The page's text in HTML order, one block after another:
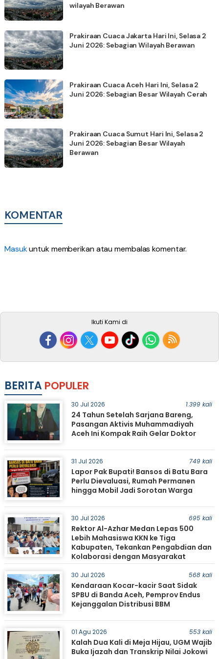
wilayah Berawan
Prakiraan Cuaca Jakarta Hari Ini, Selasa 2
Juni 2026: Sebagian Wilayah Berawan
Prakiraan Cuaca Aceh Hari Ini, Selasa 2
Juni 2026: Sebagian Besar Wilayah Cerah
Prakiraan Cuaca Sumut Hari Ini, Selasa 2
Juni 2026: Sebagian Besar Wilayah
Berawan
KOMENTAR
Masukuntuk memberikan atau membalas komentar.
Ikuti Kami di
BERITA POPULER
30 Jul 2026 1.399 kali
24 Tahun Setelah Sarjana Bareng,
Pasangan Aktivis Muhammadiyah
Aceh Ini Kompak Raih Gelar Doktor
31 Jul 2026 749 kali
Lapor Pak Bupati! Bansos di Batu Bara
Perlu Dievaluasi, Rumah Permanen
hingga Mobil Jadi Sorotan Warga
30 Jul 2026 695 kali
Rektor Al-Azhar Medan Lepas 500
Lebih Mahasiswa KKN ke Tiga
Kabupaten, Tekankan Pengabdian dan
Kolaborasi dengan Masyarakat
30 Jul 2026 568 kali
Kendaraan Kocar-kacir Saat Sidak
SPBU di Banda Aceh, Pemprov Endus
Kejanggalan Distribusi BBM
01 Agu 2026 553 kali
Kalah Dua Kali di Meja Hijau, UGM Wajib
Buka Ijazah dan Transkrip Nilai Jokowi